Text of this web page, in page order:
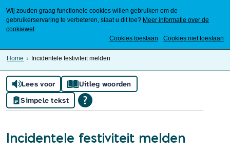
Wij zouden graag functionele cookies willen gebruiken om de
gebruikerservaring te verbeteren, staat u dit toe? Meer informatie over de
cookiewet
Cookies toestaan
Cookies niet toestaan
Home Incidentele festiviteit melden
Lees voor
Uitleg woorden
Simpele tekst
Incidentele festiviteit melden